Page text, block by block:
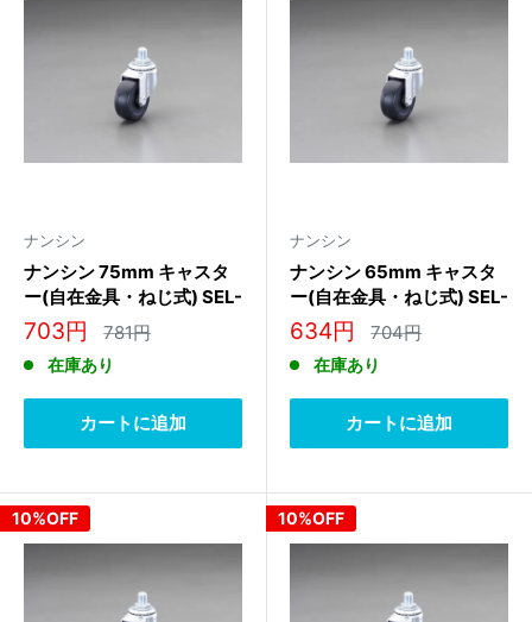
ナンシン
ナンシン 75mm キャスタ
ー(自在金具・ねじ式) SEL-
75RL M12
販
価
格
703円 通
価
781円
在庫あり
カートに追加
ナンシン
ナンシン 65mm キャスタ
ー(自在金具・ねじ式) SEL-
65RL M12
販
価
格
634円 通
価
704円
在庫あり
カートに追加
10%OFF 10%OFF